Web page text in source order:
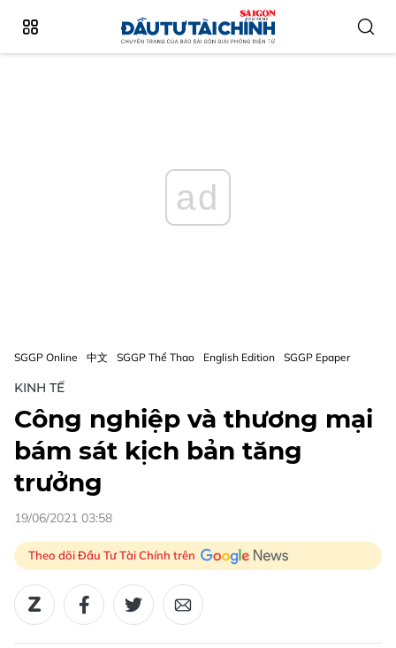
ad
SGGP Online 中文 SGGP Thể Thao English Edition SGGP Epaper
KINH TẾ
Công nghiệp và thương mại
bám sát kịch bản tăng
trưởng
19/06/2021 03:58
Theo dõi Đầu Tư Tài Chính trên